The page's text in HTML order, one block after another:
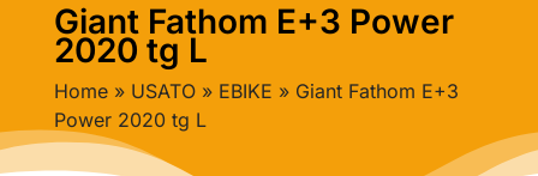
Giant Fathom E+3 Power
2020 tg L
Home» USATO» EBIKE » Giant Fathom E+3
Power 2020 tg L